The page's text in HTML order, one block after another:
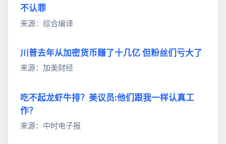
不认罪
来源：综合编译
川普去年从加密货币赚了十几亿 但粉丝们亏大了
来源：加美财经
吃不起龙虾牛排？美议员:他们跟我一样认真工
作？
来源：中时电子报